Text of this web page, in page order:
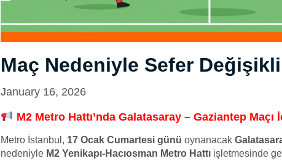
Maç Nedeniyle Sefer
January 16, 2026
M2 Metro Hattı’nda Galatasaray – Gaziantep Maçı
Metro İstanbul, 17 Ocak Cumartesi günü oynanacak
nedeniyle M2 Yenikapı-Hacıosman Metro Hattı işletmesinde